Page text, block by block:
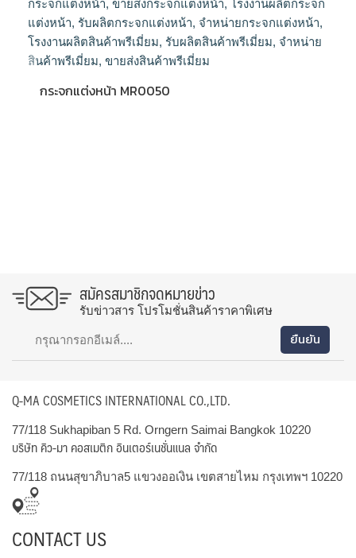
กระจกแต่งหน้า MR0050
สมัครสมาชิกจดหมายข่าว
รับข่าวสาร โปรโมชั่นสินค้าราคาพิเศษ
Q-MA COSMETICS INTERNATIONAL CO.,LTD.
77/118 Sukhapiban 5 Rd. Orngern Saimai Bangkok 10220
บริษัท คิว-มา คอสเมติก อินเตอร์เนชั่นแนล จำกัด
77/118 ถนนสุขาภิบาล5 แขวงออเงิน เขตสายไหม กรุงเทพฯ 10220
CONTACT US